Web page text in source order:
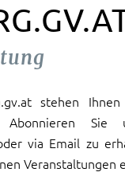
stehen
Sie
via Email zu
Veranstaltungen